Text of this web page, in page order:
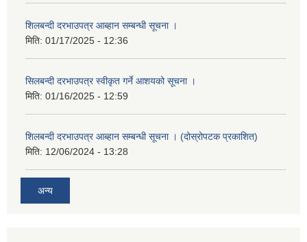
शिलबन्दी दरभाउपत्र आब्हान सम्बन्धी सूचना ।
मिति: 01/17/2025 - 12:36
सिलबन्दी दरभाउपत्र स्वीकृत गर्ने आशयको सूचना ।
मिति: 01/16/2025 - 12:59
शिलबन्दी दरभाउपत्र आब्हान सम्बन्धी सूचना । (दोस्रोपटक प्रकाशित)
मिति: 12/06/2024 - 13:28
अन्य